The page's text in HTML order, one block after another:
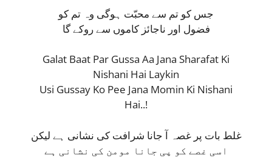
جس کو تم سے محبّت ہوگی وہ تم کو
فضول اور ناجائز کاموں سے روکے گا
Galat Baat Par Gussa Aa Jana Sharafat Ki
Nishani Hai Laykin
Usi Gussay Ko Pee Jana Momin Ki Nishani
Hai..!
غلط بات پر غصہ آ جانا شرافت کی نشانی ہے لیکن
اسی غصے کو پی جانا مومن کی نشانی ہے